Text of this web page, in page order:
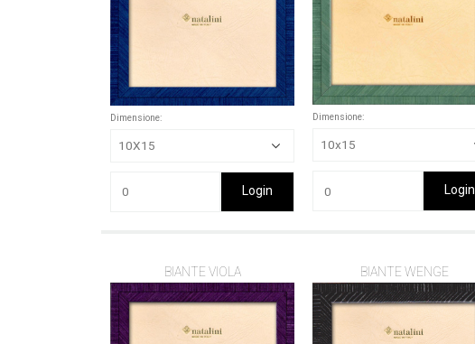
Dimensione:
Login
Dimensione:
Login
BIANTE VIOLA BIANTE WENGE